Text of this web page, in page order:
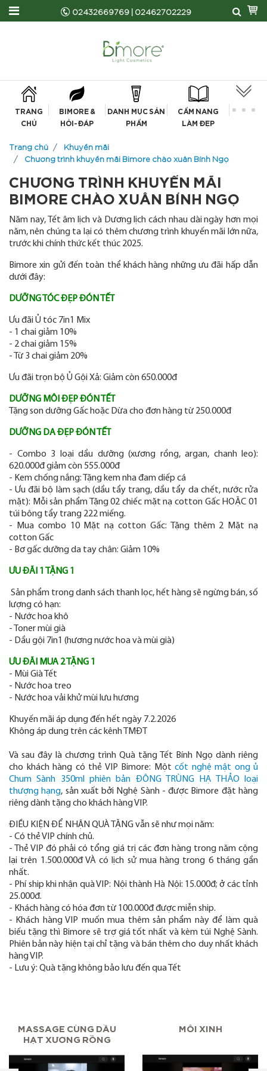
02432669769|02462702229
TRANG
CHỦ
BIMORE &
HỎI-ĐÁP
DANH MỤC SẢN
PHẨM
CẨM NANG
LÀM ĐẸP
Trang chủ Khuyến mãi
Chương trình khuyến mãi Bimore chào xuân Bính Ngọ
CHƯƠNG TRÌNH KHUYẾN MÃI
BIMORE CHÀO XUÂN BÍNH NGỌ
Năm nay, Tết âm lịch và Dương lịch cách nhau dài ngày hơn mọi
năm, nên chúng ta lại có thêm chương trình khuyến mãi lớn nữa,
trước khi chính thức kết thúc 2025.
Bimore xin gửi đến toàn thể khách hàng những ưu đãi hấp dẫn
dưới đây:
DƯỠNG TÓC ĐẸP ĐÓN TẾT
Ưu đãi Ủ tóc 7in1 Mix
- 1 chai giảm 10%
- 2 chai giảm 15%
- Từ 3 chai giảm 20%
Ưu đãi trọn bộ Ủ Gội Xả: Giảm còn 650.000đ
DƯỠNG MÔI ĐẸP ĐÓN TẾT
Tặng son dưỡng Gấc hoặc Dừa cho đơn hàng từ 250.000đ
DƯỠNG DA ĐẸP ĐÓN TẾT
- Combo 3 loại dầu dưỡng (xương rồng, argan, chanh leo):
620.000đ giảm còn 555.000đ
- Kem chống nắng: Tặng kem nha đam diếp cá
- Ưu đãi bộ làm sạch (dầu tẩy trang, dầu tẩy da chết, nước rửa
mặt): Mỗi sản phẩm Tặng 02 chiếc mặt nạ cotton Gấc HOẶC 01
túi bông tẩy trang 222 miếng.
- Mua combo 10 Mặt nạ cotton Gấc: Tặng thêm 2 Mặt nạ
cotton Gấc
- Bơ gấc dưỡng da tay chân: Giảm 10%
ƯU ĐÃI 1 TẶNG 1
Sản phẩm trong danh sách thanh lọc, hết hàng sẽ ngừng bán, số
lượng có hạn:
- Nước hoa khô
- Toner mùi già
- Dầu gội 7in1 (hương nước hoa và mùi già)
ƯU ĐÃI MUA 2 TẶNG 1
- Mùi Già Tết
- Nước hoa treo
- Nước hoa vải khử mùi lưu hương
Khuyến mãi áp dụng đến hết ngày 7.2.2026
Không áp dung trên các kênh TMĐT
Và sau đây là chương trình Quà tặng Tết Bính Ngọ dành riêng
cho khách hàng có thẻ VIP Bimore: Một cốt nghệ mật ong ủ
Chum Sành 350ml phiên bản ĐÔNG TRÙNG HẠ THẢO loại
thượng hạng, sản xuất bởi Nghệ Sành - được Bimore đặt hàng
riêng dành tặng cho khách hàng VIP.
ĐIỀU KIỆN ĐỂ NHẬN QUÀ TẶNG vẫn sẽ như mọi năm:
- Có thẻ VIP chính chủ.
- Thẻ VIP đó phải có tổng giá trị các đơn hàng trong năm cộng
lại trên 1.500.000đ VÀ có lịch sử mua hàng trong 6 tháng gần
nhất.
- Phí ship khi nhận quà VIP: Nội thành Hà Nội: 15.000đ; ở các tỉnh
25.000đ.
- Khách hàng có hóa đơn từ 100.000đ được miễn ship.
- Khách hàng VIP muốn mua thêm sản phẩm này để làm quà
biếu tặng thì Bimore sẽ trợ giá tốt nhất và kèm túi Nghệ Sành.
Phiên bản này hiện tại chỉ tặng và bán thêm cho duy nhất khách
hàng VIP.
- Lưu ý: Quà tặng không bảo lưu đến qua Tết
MASSAGE CÙNG DẦU
HẠT XƯƠNG RỒNG
MÔI XINH